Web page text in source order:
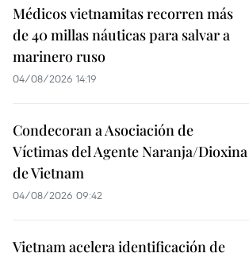
Médicos vietnamitas recorren más
de 40 millas náuticas para salvar a
marinero ruso
04/08/2026 14:19
Condecoran a Asociación de
Víctimas del Agente Naranja/Dioxina
de Vietnam
04/08/2026 09:42
Vietnam acelera identificación de